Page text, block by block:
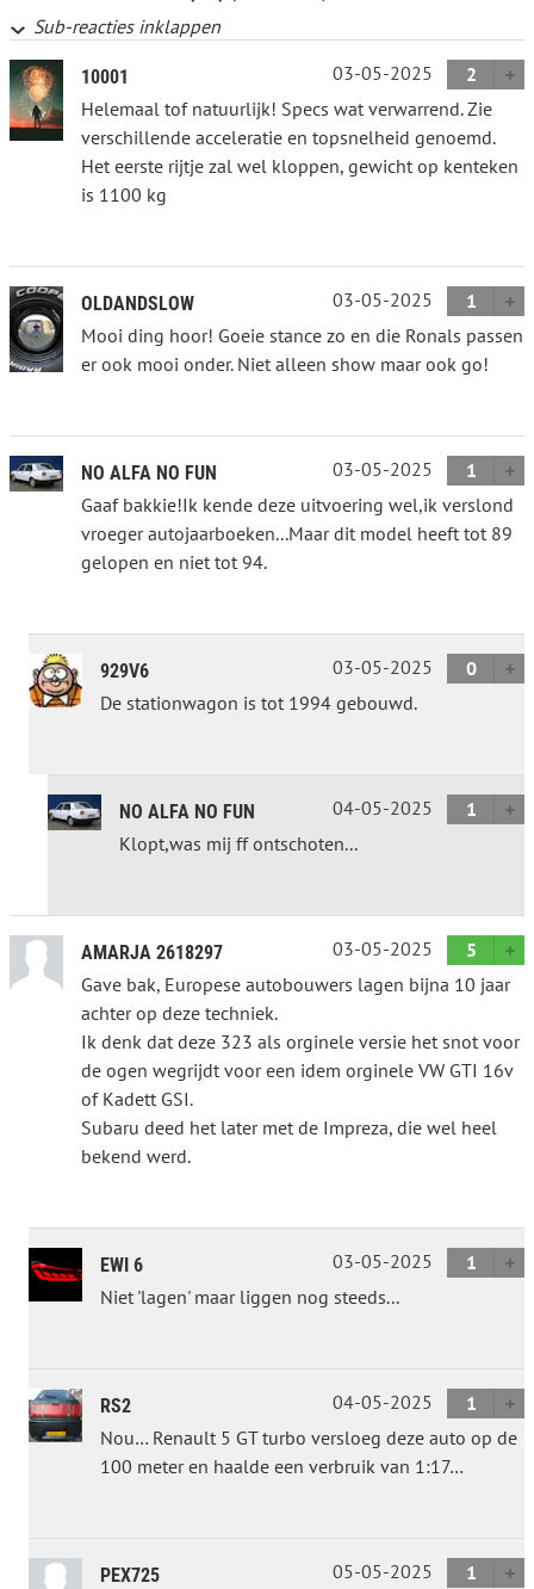
Sub-reacties inklappen
10001 03-05-2025
2
Helemaal tof natuurlijk! Specs wat verwarrend. Zie
verschillende acceleratie en topsnelheid genoemd.
Het eerste rijtje zal wel kloppen, gewicht op kenteken
is 1100 kg
OLDANDSLOW 03-05-2025
1
Mooi ding hoor! Goeie stance zo en die Ronals passen
er ook mooi onder. Niet alleen show maar ook go!
NO ALFA NO FUN 03-05-2025
1
Gaaf bakkie!Ik kende deze uitvoering wel,ik verslond
vroeger autojaarboeken...Maar dit model heeft tot 89
gelopen en niet tot 94.
929V6 03-05-2025
0
De stationwagon is tot 1994 gebouwd.
NO ALFA NO FUN 04-05-2025
1
Klopt,was mij ff ontschoten...
AMARJA 2618297 03-05-2025
5
Gave bak, Europese autobouwers lagen bijna 10 jaar
achter op deze techniek.
Ik denk dat deze 323 als orginele versie het snot voor
de ogen wegrijdt voor een idem orginele VW GTI 16v
of Kadett GSI.
Subaru deed het later met de Impreza, die wel heel
bekend werd.
EWI 6 03-05-2025
1
Niet 'lagen' maar liggen nog steeds...
RS2 04-05-2025
1
Nou… Renault 5 GT turbo versloeg deze auto op de
100 meter en haalde een verbruik van 1:17…
PEX725 05-05-2025
1